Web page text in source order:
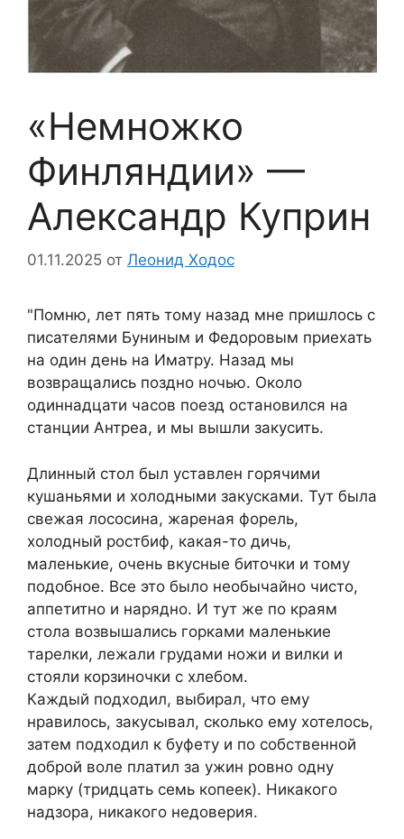
«Немножко
Финляндии» —
Александр Куприн
01.11.2025 от Леонид Ходос
"Помню, лет пять тому назад мне пришлось с
писателями Буниным и Федоровым приехать
на один день на Иматру. Назад мы
возвращались поздно ночью. Около
одиннадцати часов поезд остановился на
станции Антреа, и мы вышли закусить.
Длинный стол был уставлен горячими
кушаньями и холодными закусками. Тут была
свежая лососина, жареная форель,
холодный ростбиф, какая-то дичь,
маленькие, очень вкусные биточки и тому
подобное. Все это было необычайно чисто,
аппетитно и нарядно. И тут же по краям
стола возвышались горками маленькие
тарелки, лежали грудами ножи и вилки и
стояли корзиночки с хлебом.
Каждый подходил, выбирал, что ему
нравилось, закусывал, сколько ему хотелось,
затем подходил к буфету и по собственной
доброй воле платил за ужин ровно одну
марку (тридцать семь копеек). Никакого
надзора, никакого недоверия.